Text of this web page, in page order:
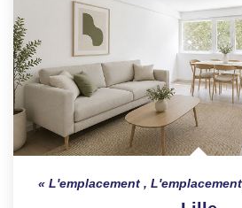
L'emplacement ,